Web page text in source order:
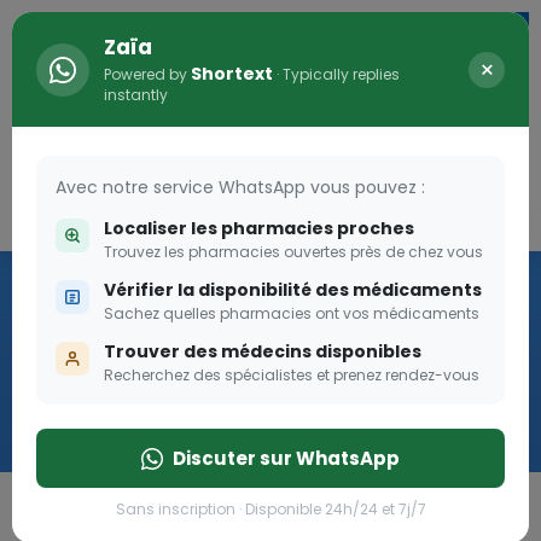
Vaccination
Zaïa
Powered by Shortext · Typically replies
instantly
×
Avec notre service WhatsApp vous pouvez :
Localiser les pharmacies proches
Trouvez les pharmacies ouvertes près de chez vous
Vérifier la disponibilité des médicaments
Sachez quelles pharmacies ont vos médicaments
Trouver des médecins disponibles
Recherchez des spécialistes et prenez rendez-vous
Discuter sur WhatsApp
Sans inscription · Disponible 24h/24 et 7j/7